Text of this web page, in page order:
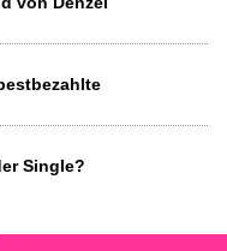
Single?